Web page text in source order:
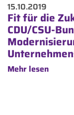
15.10.2019
Fit für die
CDU/CSU-
Mehr lesen